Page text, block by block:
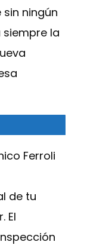
ningún
la
Ferroli
de tu
El